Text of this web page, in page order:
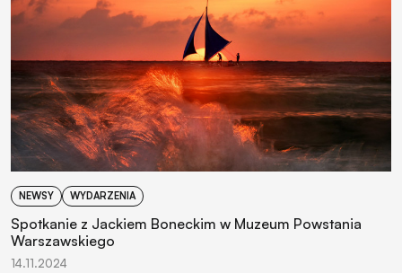
NEWSY WYDARZENIA
Spotkanie z Jackiem Boneckim w Muzeum Powstania
Warszawskiego
14.11.2024